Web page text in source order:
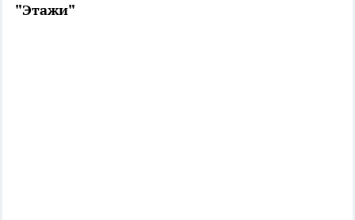
"Этажи"